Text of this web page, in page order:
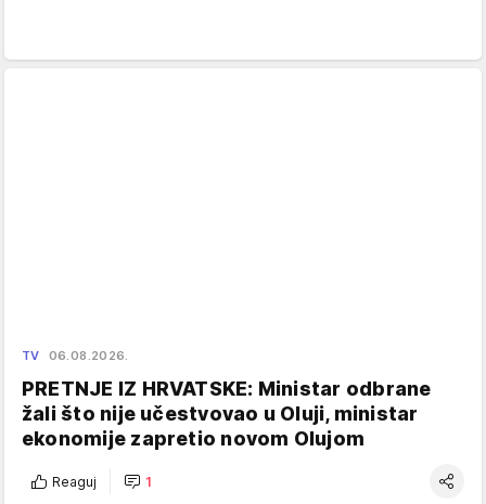
TV 06.08.2026.
PRETNJE IZ HRVATSKE: Ministar odbrane
žali što nije učestvovao u Oluji, ministar
ekonomije zapretio novom Olujom
Reaguj 1